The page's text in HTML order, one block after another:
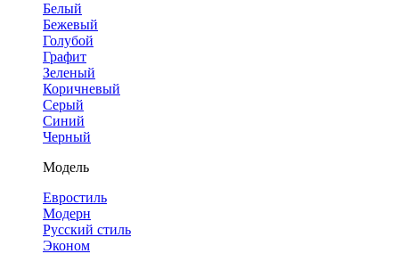
Белый
Бежевый
Голубой
Графит
Зеленый
Коричневый
Серый
Синий
Черный
Модель
Евростиль
Модерн
Русский стиль
Эконом